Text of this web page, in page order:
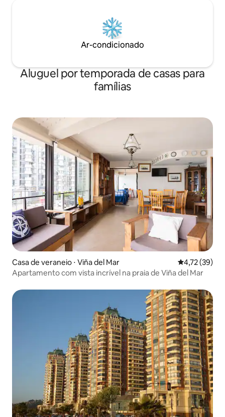
Ar-condicionado
Aluguel por temporada de casas para
famílias
Casa de veraneio ⋅ Viña del Mar 4,72 de uma
4,72 (39)
Apartamento com vista incrível na praia de Viña del Mar